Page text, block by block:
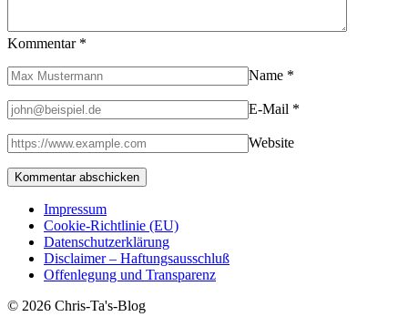
Kommentar *
Name *
E-Mail *
Website
Impressum
Cookie-Richtlinie (EU)
Datenschutzerklärung
Disclaimer – Haftungsausschluß
Offenlegung und Transparenz
© 2026 Chris-Ta's-Blog